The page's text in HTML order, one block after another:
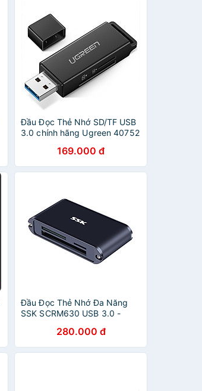
Đầu Đọc Thẻ Nhớ SD/TF USB
3.0 chính hãng Ugreen 40752
169.000 đ
Đầu Đọc Thẻ Nhớ Đa Năng
SSK SCRM630 USB 3.0 -
280.000 đ